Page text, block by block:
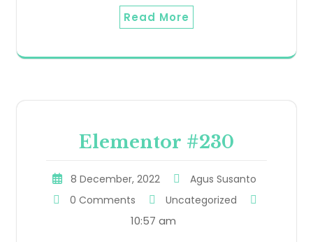
Read More
Elementor #230
8 December, 2022
Agus Susanto
0 Comments
Uncategorized
10:57 am